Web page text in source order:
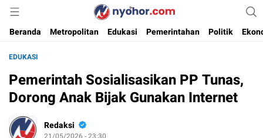
Nyohor.com
Media Informasi Ternyohor
Beranda
Metropolitan Edukasi Pemerintahan Politik
EDUKASI
Pemerintah Sosialisasikan PP Tunas,
Dorong Anak Bijak Gunakan Internet
Redaksi